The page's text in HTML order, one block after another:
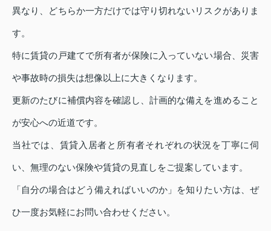
異なり、どちらか一方だけでは守り切れないリスクがありま
す。
特に賃貸の戸建てで所有者が保険に入っていない場合、災害
や事故時の損失は想像以上に大きくなります。
更新のたびに補償内容を確認し、計画的な備えを進めること
が安心への近道です。
当社では、賃貸入居者と所有者それぞれの状況を丁寧に伺
い、無理のない保険や賃貸の見直しをご提案しています。
「自分の場合はどう備えればいいのか」を知りたい方は、ぜ
ひ一度お気軽にお問い合わせください。